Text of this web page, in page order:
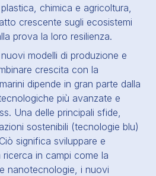
chimica e agricoltura,
crescente sugli ecosistemi
prova la loro resilienza.
modelli di produzione e
crescita con la
dipende in gran parte dalla
più avanzate e
Una delle principali sfide,
sostenibili (tecnologie blu)
significa sviluppare e
ricerca in campi come la
nanotecnologie, i nuovi